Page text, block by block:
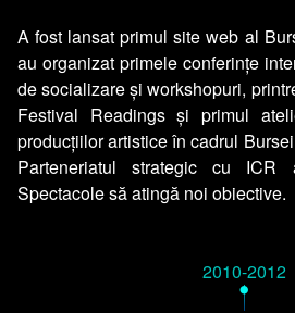
A fost lansat primul site web al
au organizat primele conferințe
de socializare și workshopuri,
Festival Readings și primul
producțiilor artistice în cadrul
Parteneriatul strategic cu
Spectacole să atingă noi obiective.
2010-2012
•